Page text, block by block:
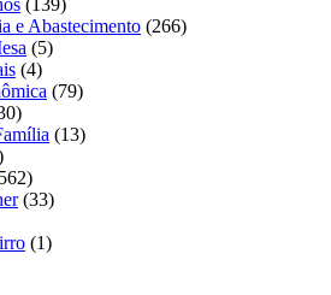
e Abastecimento (266)
(5)
(4)
(79)
(13)
(33)
(1)